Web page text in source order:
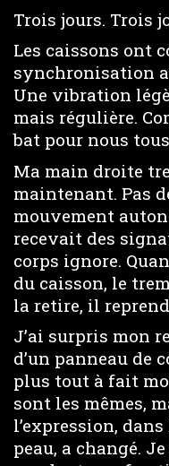
Trois jours. Trois
Les caissons ont
synchronisation
Une vibration
mais régulière.
bat pour nous
Ma main droite
maintenant. Pas
mouvement
recevait des
corps ignore.
du caisson, le
la retire, il
J’ai surpris mon
d’un panneau de
plus tout à fait
sont les mêmes,
l’expression,
peau, a changé.